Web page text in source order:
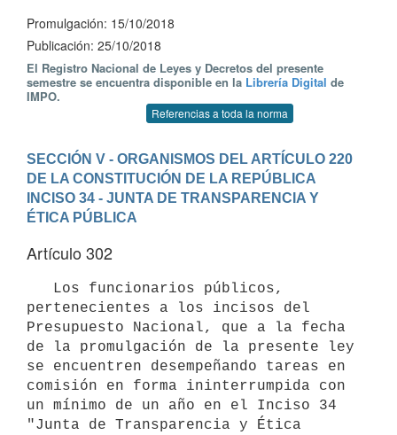
Promulgación: 15/10/2018
Publicación: 25/10/2018
El Registro Nacional de Leyes y Decretos del presente
semestre se encuentra disponible en la Librería Digital de
IMPO.
Referencias a toda la norma
SECCIÓN V - ORGANISMOS DEL ARTÍCULO 220
DE LA CONSTITUCIÓN DE LA REPÚBLICA
INCISO 34 - JUNTA DE TRANSPARENCIA Y
ÉTICA PÚBLICA
Artículo 302
pertenecientes a los incisos del
Presupuesto Nacional, que a la fecha
de la promulgación de la presente ley
se encuentren desempeñando tareas en
comisión en forma ininterrumpida con
un mínimo de un año en el Inciso 34
"Junta de Transparencia y Ética